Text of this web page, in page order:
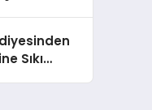
Sıkı